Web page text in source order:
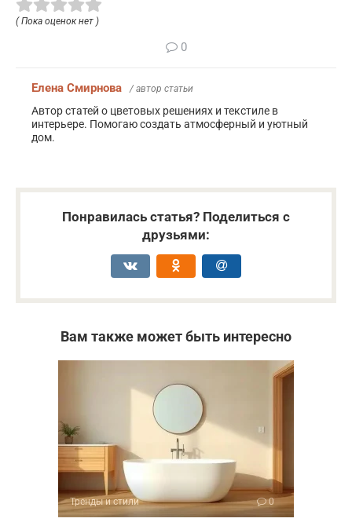
( Пока оценок нет )
0
Елена Смирнова / автор статьи
Автор статей о цветовых решениях и текстиле в
интерьере. Помогаю создать атмосферный и уютный
дом.
Понравилась статья? Поделиться с
друзьями:
Вам также может быть интересно
Тренды и стили 0